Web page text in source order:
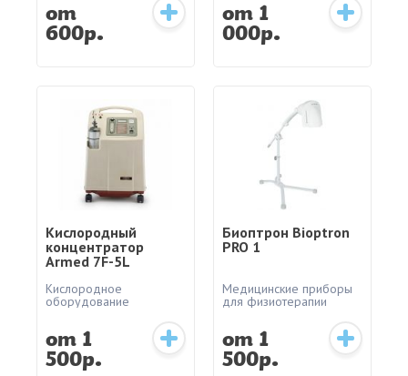
от
600р.
от 1
000р.
Кислородный
концентратор
Armed 7F-5L
Кислородное
оборудование
от 1
500р.
Биоптрон Bioptron
PRO 1
Медицинские приборы
для физиотерапии
от 1
500р.